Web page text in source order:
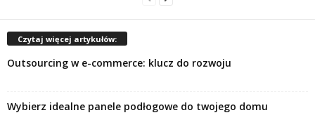
Czytaj więcej artykułów:
Outsourcing w e-commerce: klucz do rozwoju
Wybierz idealne panele podłogowe do twojego domu